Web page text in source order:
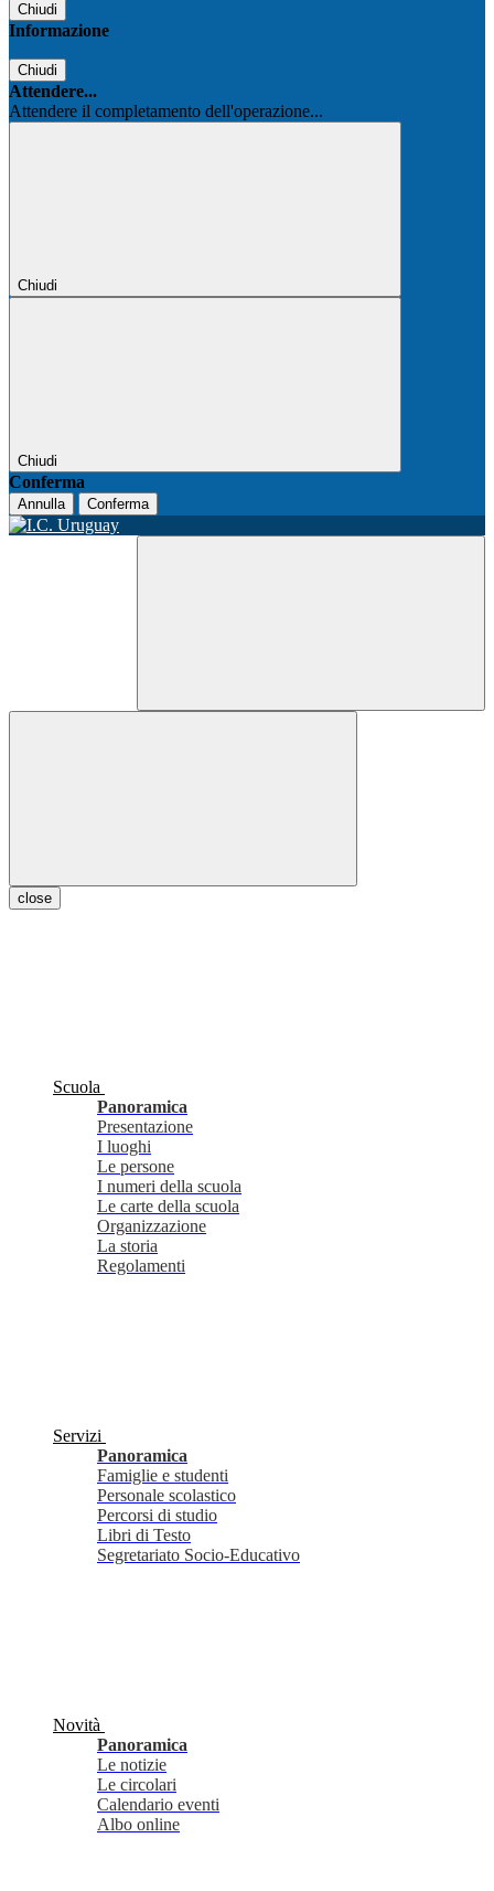
Chiudi
Informazione
Chiudi
Attendere...
Attendere il completamento dell'operazione...
Chiudi
Chiudi
Conferma
Annulla Conferma
close
Scuola
Panoramica
Presentazione
I luoghi
Le persone
I numeri della scuola
Le carte della scuola
Organizzazione
La storia
Regolamenti
Servizi
Panoramica
Famiglie e studenti
Personale scolastico
Percorsi di studio
Libri di Testo
Segretariato Socio-Educativo
Novità
Panoramica
Le notizie
Le circolari
Calendario eventi
Albo online